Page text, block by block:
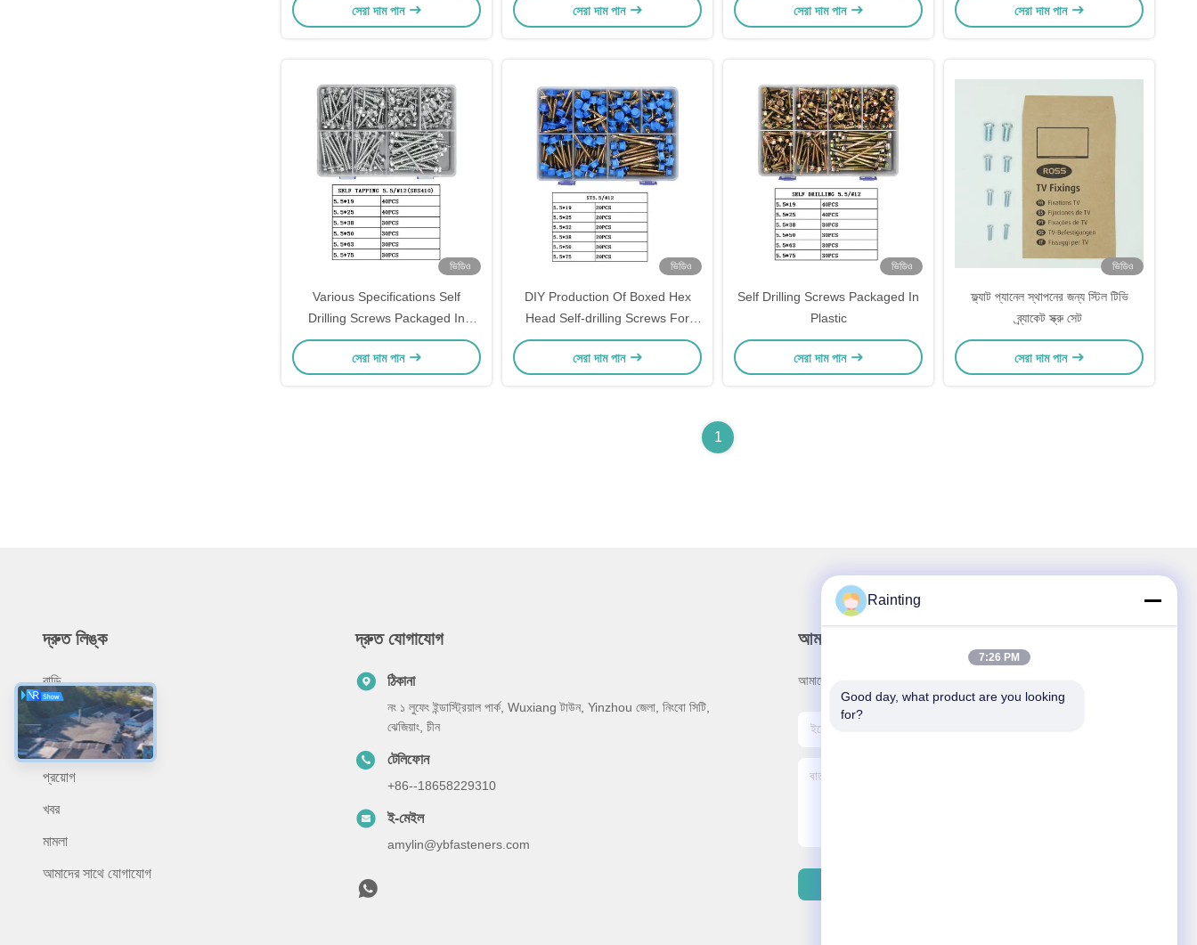
সেরা দাম পান সেরা দাম পান সেরা দাম পান
সেরা দাম পান
ভিডিও
Various Specifications Self
Drilling Screws Packaged In
Plastic
সেরা দাম পান
ভিডিও
DIY Production Of Boxed Hex
Head Self-drilling Screws For
Home Use
সেরা দাম পান
ভিডিও
Self Drilling Screws Packaged In
Plastic
সেরা দাম পান
ভিডিও
ফ্ল্যাট প্যানেল স্থাপনের জন্য স্টিল টিভি
ব্র্যাকেট স্ক্রু সেট
সেরা দাম পান
1
দ্রুত লিঙ্ক
বাড়ি
আমাদের সম্বন্ধে
পণ্য
প্রয়োগ
খবর
মামলা
আমাদের সাথে যোগাযোগ
দ্রুত যোগাযোগ
ঠিকানা
নং ১ লুফেং ইন্ডাস্ট্রিয়াল পার্ক, Wuxiang টাউন, Yinzhou জেলা, নিংবো সিটি,
ঝেজিয়াং, চীন
টেলিফোন
+86--18658229310
ই-মেইল
amylin@ybfasteners.com
আমাদের নিউজলেটার
আমাদের নিউজলেটারে সাবস্ক্রাইব করুন এবং আরও অনেক কিছু পেতে পারেন।
Rainting
7:26 PM
Good day, what product are you looking
for?